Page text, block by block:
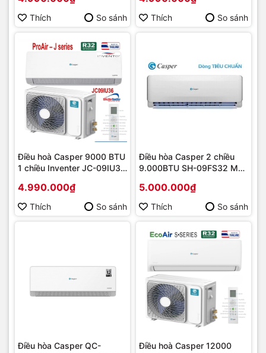
Thích So sánh Thích So sánh
Điều hoà Casper 9000 BTU
1 chiều Inventer JC-09IU36
hãng
4.990.000₫
Thích So sánh
Điều hòa Casper 2 chiều
9.000BTU SH-09FS32 Mới
5.000.000₫
Thích So sánh
Điều hòa Casper QC-
Điều hoà Casper 12000